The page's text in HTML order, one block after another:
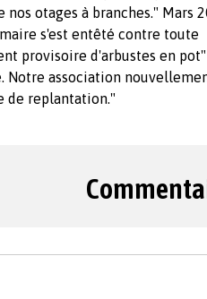
otages à branches." Mars
s'est entêté contre toute
provisoire d'arbustes en
association
de replantation."